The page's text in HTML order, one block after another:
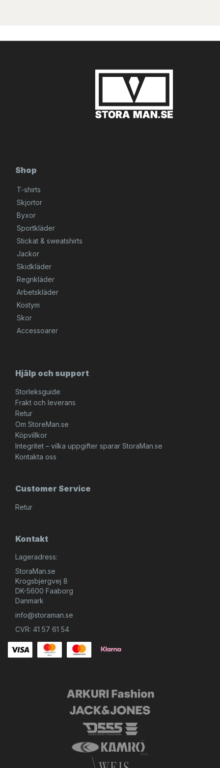
Shop
T-shirts
Skjortor
Byxor
Sportkläder
Stickat & sweatshirts
Jackor
Skidkläder
Regnkläder
Arbetskläder
Kostym
Skor
Accessoarer
Hjälp och support
Storleksguide
Frakt och leverans
Retur
Om StoreMan.se
Köpvillkor
Integritet – vilka uppgifter sparar StoraMan.se
Kontakta oss
Customer Service
Retur
Kontakt
Lageradress:
StoraMan.se
Krogsbjergvej 8
DK-5600 Faaborg
Danmark
info@storaman.se
CVR: 41 57 61 54